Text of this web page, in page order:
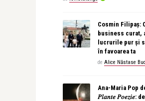
Cosmin Filipaș:
business curat,
lucrurile pur și
în favoarea ta
de Alice Năstase
Ana-Maria Pop
𝑃𝑙𝑎𝑛𝑡𝑒 𝑃𝑜𝑒𝑧𝑖𝑒: